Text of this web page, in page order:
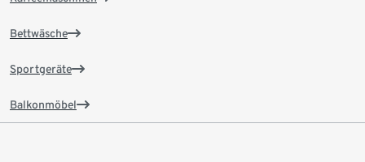
Bettwäsche
Sportgeräte
Balkonmöbel